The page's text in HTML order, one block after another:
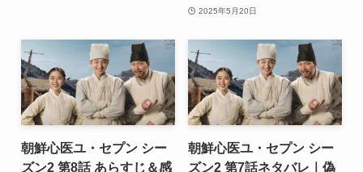
2025年5月20日
朝鮮心医ユ・セプン シー
ズン2 第8話 あらすじ＆感
朝鮮心医ユ・セプン シー
ズン2 第7話ネタバレ｜偽